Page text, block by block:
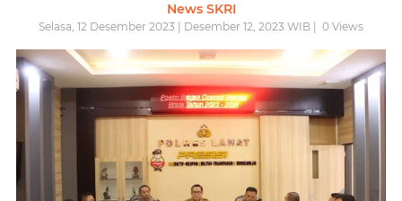
News SKRI
Selasa, 12 Desember 2023 | Desember 12, 2023 WIB | 0 Views